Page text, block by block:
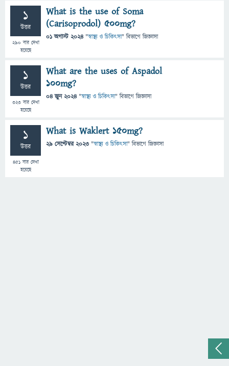
1
উত্তর
290 বার দেখা
হয়েছে
What is the use of Soma
(Carisoprodol) 500mg?
01 অগাস্ট 2024 "স্বাস্থ্য ও চিকিৎসা" বিভাগে জিজ্ঞাসা
1
উত্তর
323বার দেখা
হয়েছে
What are the uses of Aspadol
100mg?
04 জুন 2024 "স্বাস্থ্য ও চিকিৎসা" বিভাগে জিজ্ঞাসা
1
উত্তর
451বার দেখা
হয়েছে
What is Waklert 150mg?
29 সেপ্টেম্বর 2023 "স্বাস্থ্য ও চিকিৎসা" বিভাগে জিজ্ঞাসা